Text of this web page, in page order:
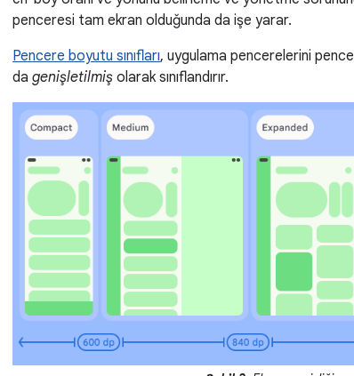
penceresi tam ekran olduğunda da işe yarar.
Pencere boyutu sınıfları, uygulama pencerelerini
da genişletilmiş olarak sınıflandırır.